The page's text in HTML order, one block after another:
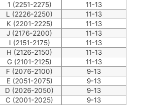
1 (2251-2275)
11-13
L (2226-2250)
11-13
K (2201-2225)
11-13
J (2176-2200)
11-13
I (2151-2175)
11-13
H (2126-2150)
11-13
G (2101-2125)
11-13
F (2076-2100)
9-13
E (2051-2075)
9-13
D (2026-2050)
9-13
C (2001-2025)
9-13